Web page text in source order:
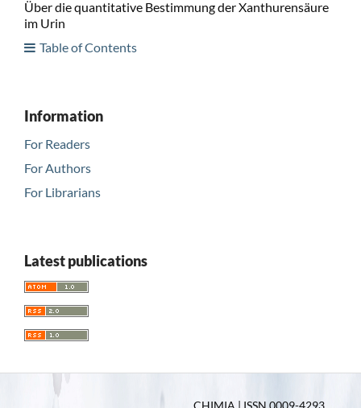
Über die quantitative Bestimmung der Xanthurensäure
im Urin
Table of Contents
Information
For Readers
For Authors
For Librarians
Latest publications